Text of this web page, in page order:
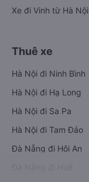
Xe đi Vinh từ Hà Nội
Thuê xe
Hà Nội đi Ninh Bình
Hà Nội đi Hạ Long
Hà Nội đi Sa Pa
Hà Nội đi Tam Đảo
Đà Nẵng đi Hội An